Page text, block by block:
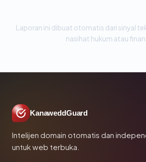
Laporan ini dibuat otomatis dari sinyal
nasihat hukum atau
KanaweddGuard
Intelijen domain otomatis dan
untuk web terbuka.